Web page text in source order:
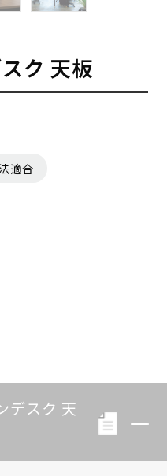
ク 天板
適合
デスク 天